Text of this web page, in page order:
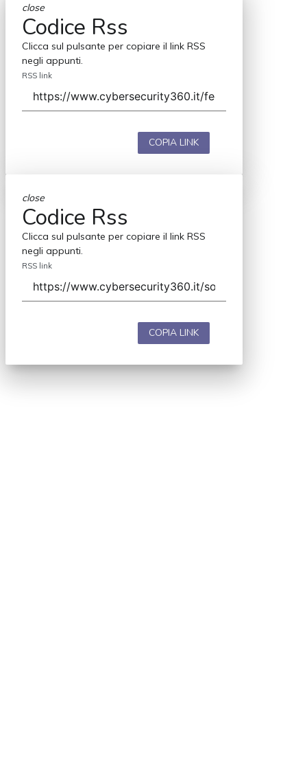
close
Codice Rss
Clicca sul pulsante per copiare il link RSS
negli appunti.
RSS link
COPIA LINK
close
Codice Rss
Clicca sul pulsante per copiare il link RSS
negli appunti.
RSS link
COPIA LINK